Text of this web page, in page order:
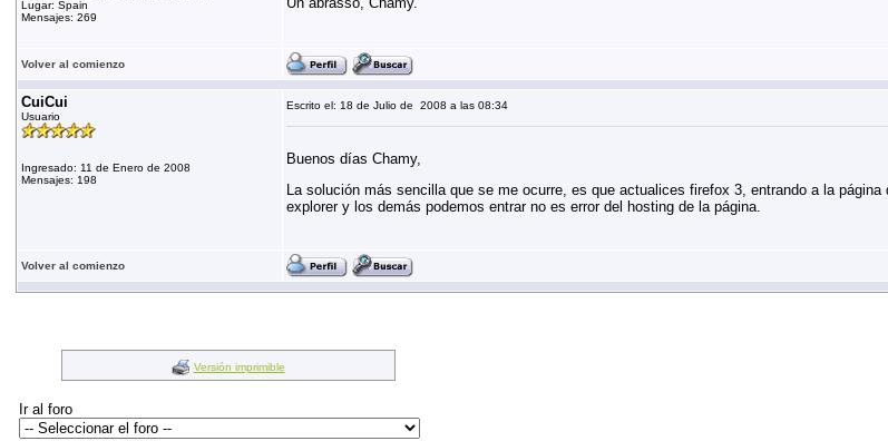
Lugar: Spain
Mensajes: 269
Volver al comienzo
CuiCui
Usuario
Ingresado: 11 de Enero de 2008
Mensajes: 198
Escrito el: 18 de Julio de 2008 a las 08:34
Buenos días Chamy,
La solución más sencilla que se me ocurre, es que actualices firefox 3, entrando a la
explorer y los demás podemos entrar no es error del hosting de la página.
Volver al comienzo
Versión imprimible
Ir al foro